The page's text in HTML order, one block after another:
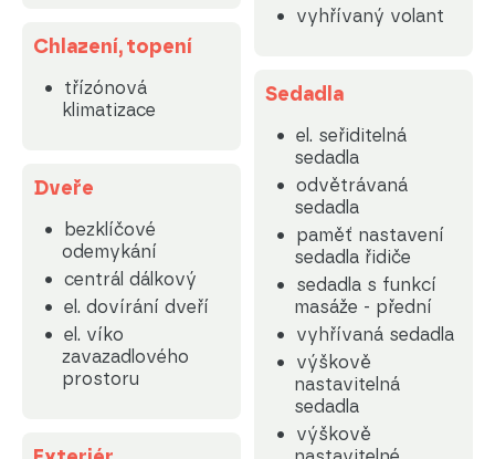
Chlazení, topení
třízónová
klimatizace
Dveře
bezklíčové
odemykání
centrál dálkový
el. dovírání dveří
el. víko
zavazadlového
prostoru
vyhřívaný volant
Sedadla
el. seřiditelná
sedadla
odvětrávaná
sedadla
paměť nastavení
sedadla řidiče
sedadla s funkcí
masáže - přední
vyhřívaná sedadla
výškově
nastavitelná
sedadla
výškově